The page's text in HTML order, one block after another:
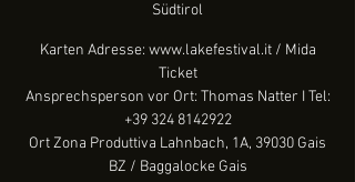
Südtirol
Karten Adresse: www.lakefestival.it / Mida
Ticket
Ansprechsperson vor Ort: Thomas Natter I Tel:
+39 324 8142922
Ort Zona Produttiva Lahnbach, 1A, 39030 Gais
BZ / Baggalocke Gais